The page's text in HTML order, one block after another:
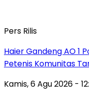
Pers Rilis
Haier Gandeng AO 1
Petenis Komunitas
Kamis, 6 Agu 2026 -